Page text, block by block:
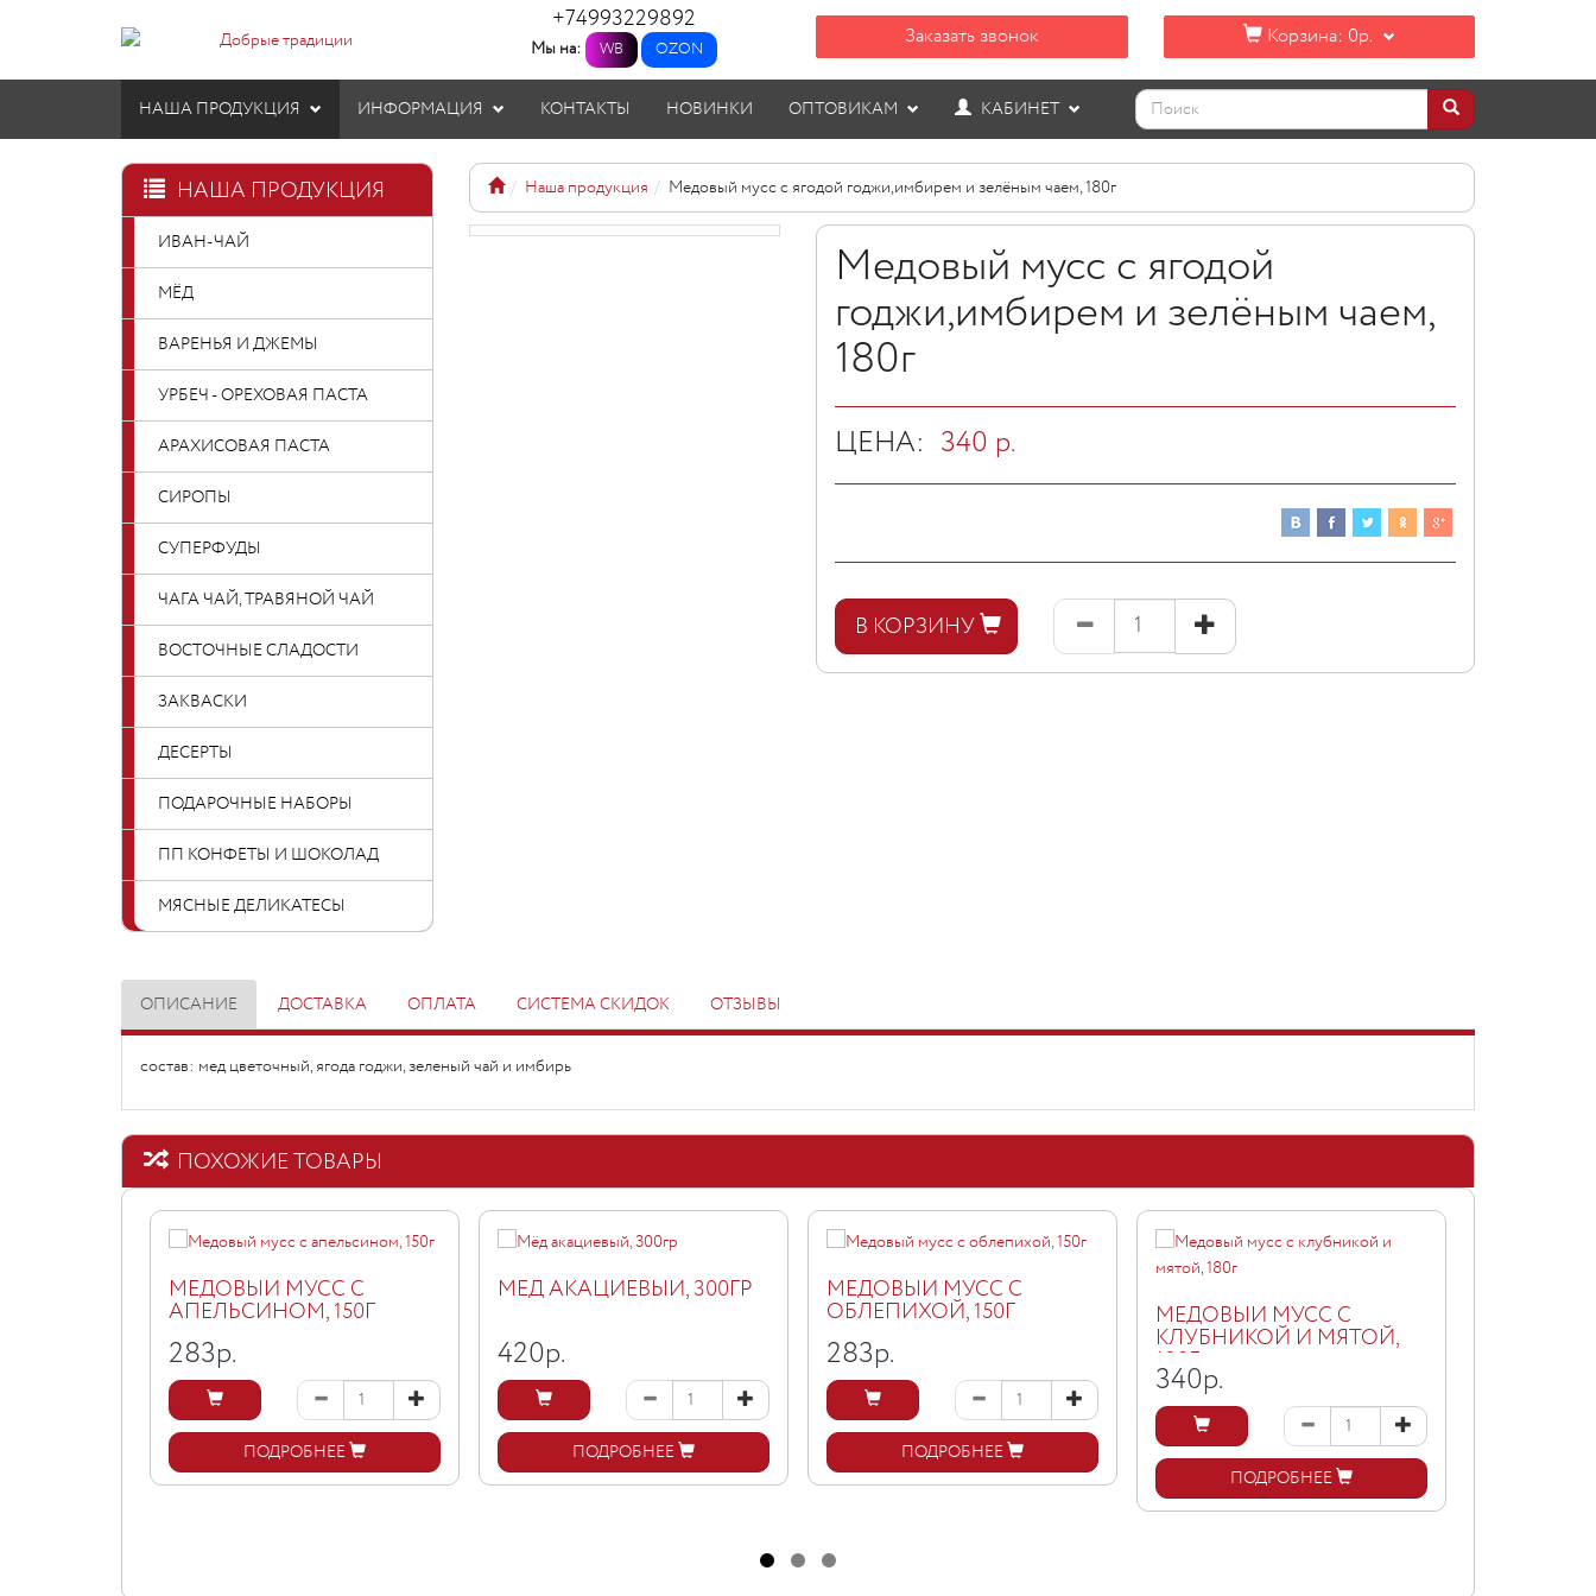
+74993229892
Мы на: WB OZON Заказать звонок Корзина: 0р.
НАША ПРОДУКЦИЯ ИНФОРМАЦИЯ КОНТАКТЫ НОВИНКИ ОПТОВИКАМ КАБИНЕТ
НАША ПРОДУКЦИЯ
ИВАН-ЧАЙ
МЁД
ВАРЕНЬЯ И ДЖЕМЫ
УРБЕЧ - ОРЕХОВАЯ ПАСТА
АРАХИСОВАЯ ПАСТА
СИРОПЫ
СУПЕРФУДЫ
ЧАГА ЧАЙ, ТРАВЯНОЙ ЧАЙ
ВОСТОЧНЫЕ СЛАДОСТИ
ЗАКВАСКИ
ДЕСЕРТЫ
ПОДАРОЧНЫЕ НАБОРЫ
ПП КОНФЕТЫ И ШОКОЛАД
МЯСНЫЕ ДЕЛИКАТЕСЫ
Наша продукция Медовый мусс с ягодой годжи,имбирем и зелёным чаем, 180г
Медовый мусс с ягодой
годжи,имбирем и зелёным чаем,
180г
ЦЕНА: 340 р.
В КОРЗИНУ
ОПИСАНИЕ ДОСТАВКА ОПЛАТА СИСТЕМА СКИДОК ОТЗЫВЫ
состав: мед цветочный, ягода годжи, зеленый чай и имбирь
ПОХОЖИЕ ТОВАРЫ
МЕДОВЫЙ МУСС С
АПЕЛЬСИНОМ, 150Г
283р.
ПОДРОБНЕЕ
МЁД АКАЦИЕВЫЙ, 300ГР
420р.
ПОДРОБНЕЕ
МЕДОВЫЙ МУСС С
ОБЛЕПИХОЙ, 150Г
283р.
ПОДРОБНЕЕ
МЕДОВЫЙ МУСС С
КЛУБНИКОЙ И МЯТОЙ,
180Г
340р.
ПОДРОБНЕЕ